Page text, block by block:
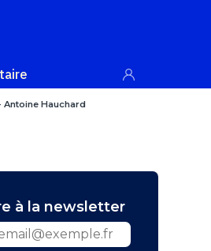
Antoine Hauchard
à la newsletter